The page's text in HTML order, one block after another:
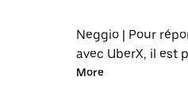
Neggio | Pour
avec UberX, il est
relation avec un
More